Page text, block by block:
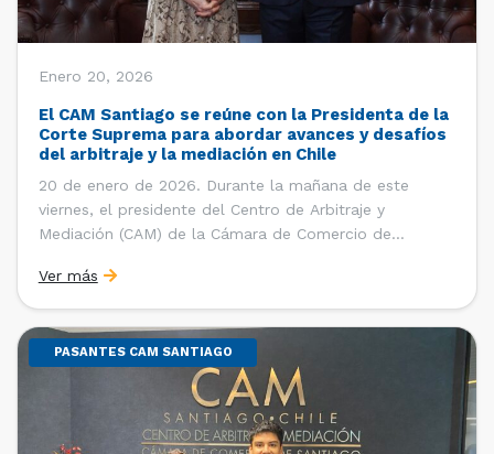
Enero 20, 2026
El CAM Santiago se reúne con la Presidenta de la
Corte Suprema para abordar avances y desafíos
del arbitraje y la mediación en Chile
20 de enero de 2026. Durante la mañana de este
viernes, el presidente del Centro de Arbitraje y
Mediación (CAM) de la Cámara de Comercio de
del CAM Santiago, Ximena Vial; y el gerente general de
la CCS, Carlos Soublette, sostuvieron un encuentro […]
Ver más
PASANTES CAM SANTIAGO